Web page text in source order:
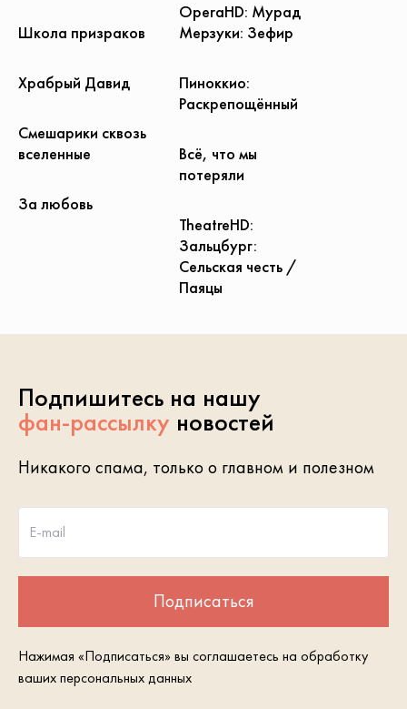
OperaHD: Мурад
Мерзуки: Зефир
Школа призраков
Храбрый Давид
Пиноккио:
Раскрепощённый
Смешарики сквозь
вселенные
Всё, что мы
потеряли
За любовь
TheatreHD:
Зальцбург:
Сельская честь /
Паяцы
Подпишитесь на нашу
фан-рассылку новостей
Никакого спама, только о главном и полезном
E-mail
Подписаться
Нажимая «Подписаться» вы соглашаетесь на обработку
ваших персональных данных